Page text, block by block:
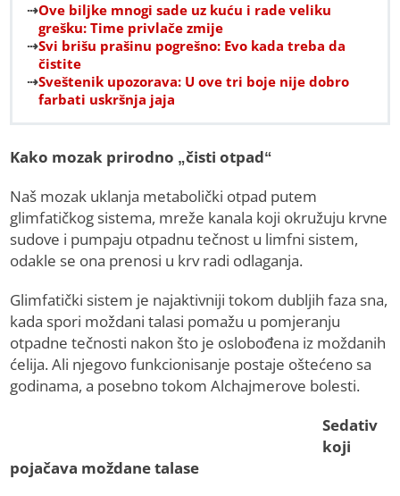
Ove biljke mnogi sade uz kuću i rade veliku
grešku: Time privlače zmije
Svi brišu prašinu pogrešno: Evo kada treba da
čistite
Sveštenik upozorava: U ove tri boje nije dobro
farbati uskršnja jaja
Kako mozak prirodno „čisti otpad“
Naš mozak uklanja metabolički otpad putem
glimfatičkog sistema, mreže kanala koji okružuju krvne
sudove i pumpaju otpadnu tečnost u limfni sistem,
odakle se ona prenosi u krv radi odlaganja.
Glimfatički sistem je najaktivniji tokom dubljih faza sna,
kada spori moždani talasi pomažu u pomjeranju
otpadne tečnosti nakon što je oslobođena iz moždanih
ćelija. Ali njegovo funkcionisanje postaje oštećeno sa
godinama, a posebno tokom Alchajmerove bolesti.
Sedativ
koji
pojačava moždane talase